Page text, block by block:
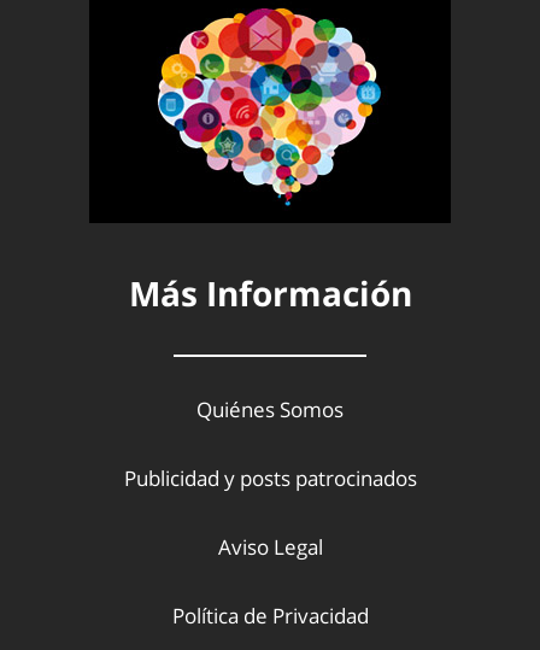
Más Información
Quiénes Somos
Publicidad y posts patrocinados
Aviso Legal
Política de Privacidad